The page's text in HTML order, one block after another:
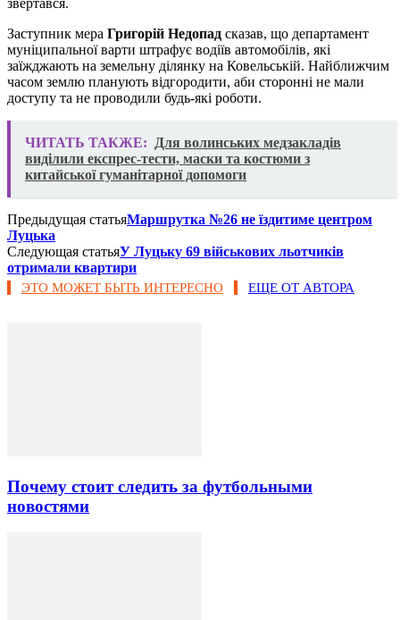
Заступник мера Григорій Недопад сказав, що департамент
муніципальної варти штрафує водіїв автомобілів, які
заїжджають на земельну ділянку на Ковельській. Найближчим
часом землю планують відгородити, аби сторонні не мали
доступу та не проводили будь-які роботи.
ЧИТАТЬ ТАКЖЕ:
Для волинських медзакладів
виділили експрес-тести, маски та костюми з
китайської гуманітарної допомоги
Предыдущая статьяМаршрутка №26 не їздитиме центром
Луцька
Следующая статьяУ Луцьку 69 військових льотчиків
отримали квартири
ЭТО МОЖЕТ БЫТЬ ИНТЕРЕСНО ЕЩЕ ОТ АВТОРА
Почему стоит следить за футбольными
новостями